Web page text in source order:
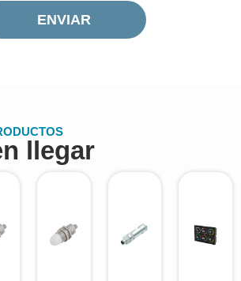
ENVIAR
llegar